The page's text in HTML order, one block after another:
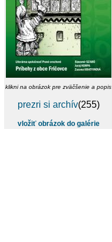
klikni na obrázok pre zväčšenie a popis
prezri si archív(255)
vložiť obrázok do galérie